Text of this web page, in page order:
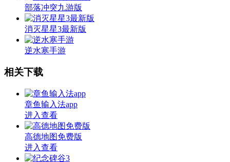
部落冲突九游版
消灭星星3最新版
逆水寒手游
相关下载
章鱼输入法app
进入查看
高德地图免费版
进入查看